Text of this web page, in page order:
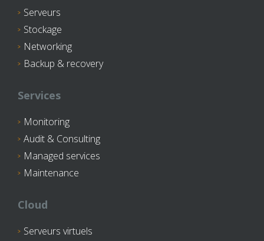
Serveurs
Stockage
Networking
Backup & recovery
Services
Monitoring
Audit & Consulting
Managed services
Maintenance
Cloud
Serveurs virtuels